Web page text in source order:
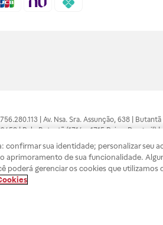
| Av. Nsa. Sra. Assunção, 638 |
| Polo Butantã (1714 e 1715 Raia e
dadas pelo profissional da área
preços e promoções divulgados no site são
dados, para que você possa realizar suas
produto em nosso estoque.
confirmar sua identidade; personalizar seu
aprimoramento de sua funcionalidade.
poderá gerenciar os cookies que utilizamos